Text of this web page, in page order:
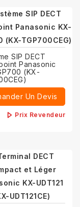
SIP DECT
Panasonic
(KX-
Un Devis
Prix Revendeur